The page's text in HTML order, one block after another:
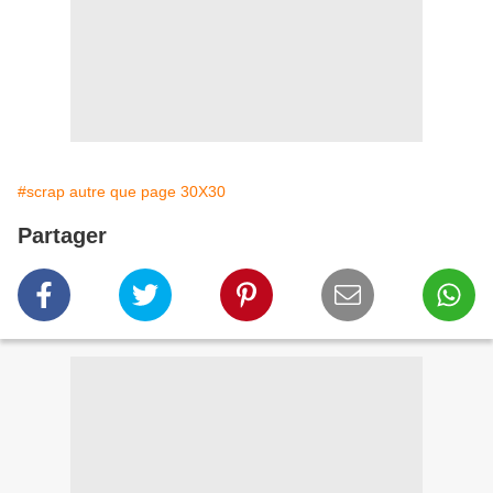
#scrap autre que page 30X30
Partager